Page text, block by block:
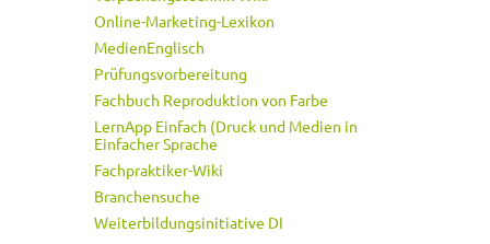
Online-Marketing-Lexikon
MedienEnglisch
Prüfungsvorbereitung
Fachbuch Reproduktion von Farbe
LernApp Einfach (Druck und Medien in
Einfacher Sprache
Fachpraktiker-Wiki
Branchensuche
Weiterbildungsinitiative DI